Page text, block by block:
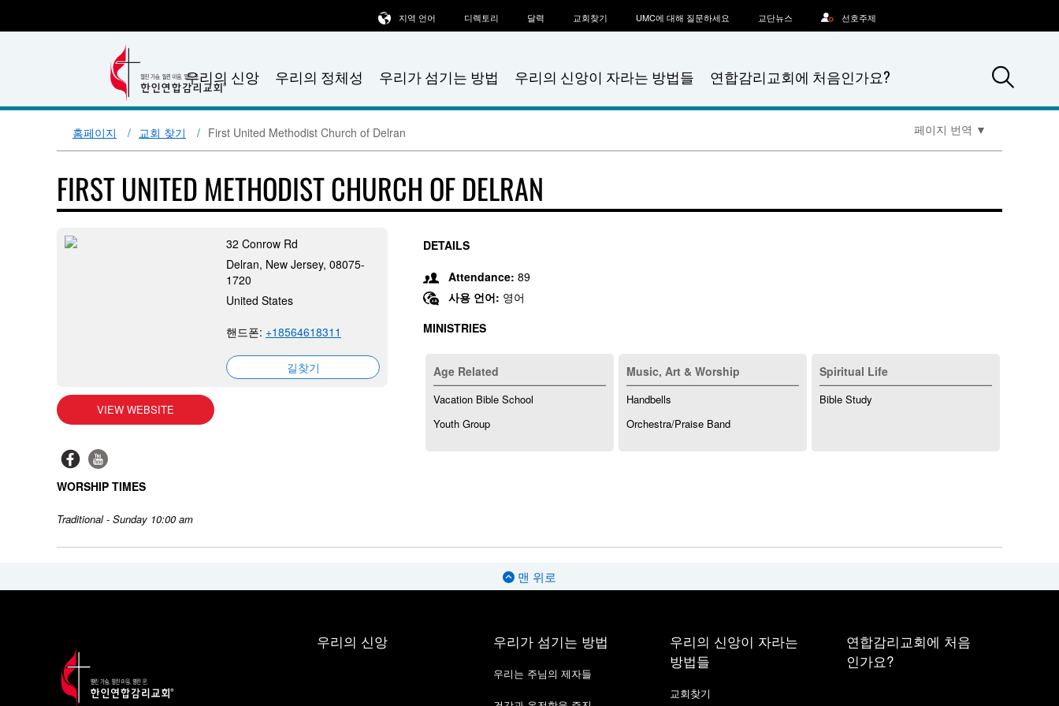
우리의 신앙 우리의 정체성 우리가 섬기는 방법 우리의 신앙이 자라는 방법들 연합감리교회에 처음인가요?
지역 언어 디렉토리 달력 교회찾기 UMC에 대해 질문하세요 교단뉴스 선호주제
홈페이지 교회 찾기 First United Methodist Church of Delran 페이지 번역 ▼
FIRST UNITED METHODIST CHURCH OF DELRAN
32 Conrow Rd
Delran, New Jersey, 08075-
1720
United States
핸드폰: +18564618311
길찾기
VIEW WEBSITE
WORSHIP TIMES
Traditional - Sunday 10:00 am
DETAILS
Attendance: 89
사용 언어: 영어
MINISTRIES
Age Related
Vacation Bible School
Youth Group
Music, Art & Worship
Handbells
Orchestra/Praise Band
Spiritual Life
Bible Study
맨 위로
우리의 신앙 우리가 섬기는 방법
우리는 주님의 제자들
우리의 신앙이 자라는
방법들
교회찾기
연합감리교회에 처음
인가요?